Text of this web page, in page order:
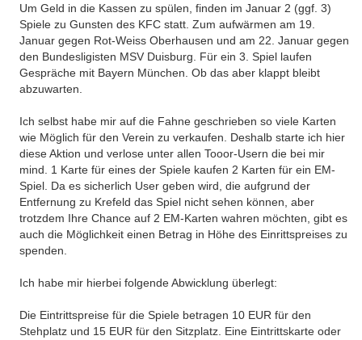
Um Geld in die Kassen zu spülen, finden im Januar 2 (ggf. 3)
Spiele zu Gunsten des KFC statt. Zum aufwärmen am 19.
Januar gegen Rot-Weiss Oberhausen und am 22. Januar gegen
den Bundesligisten MSV Duisburg. Für ein 3. Spiel laufen
Gespräche mit Bayern München. Ob das aber klappt bleibt
abzuwarten.
Ich selbst habe mir auf die Fahne geschrieben so viele Karten
wie Möglich für den Verein zu verkaufen. Deshalb starte ich hier
diese Aktion und verlose unter allen Tooor-Usern die bei mir
mind. 1 Karte für eines der Spiele kaufen 2 Karten für ein EM-
Spiel. Da es sicherlich User geben wird, die aufgrund der
Entfernung zu Krefeld das Spiel nicht sehen können, aber
trotzdem Ihre Chance auf 2 EM-Karten wahren möchten, gibt es
auch die Möglichkeit einen Betrag in Höhe des Einrittspreises zu
spenden.
Ich habe mir hierbei folgende Abwicklung überlegt:
Die Eintrittspreise für die Spiele betragen 10 EUR für den
Stehplatz und 15 EUR für den Sitzplatz. Eine Eintrittskarte oder